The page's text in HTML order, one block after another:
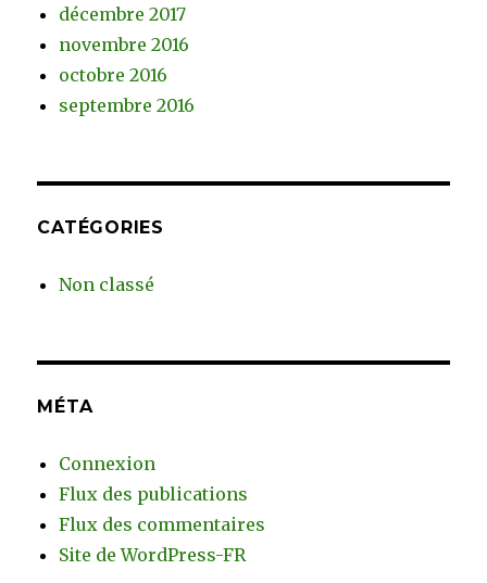
décembre 2017
novembre 2016
octobre 2016
septembre 2016
CATÉGORIES
Non classé
MÉTA
Connexion
Flux des publications
Flux des commentaires
Site de WordPress-FR